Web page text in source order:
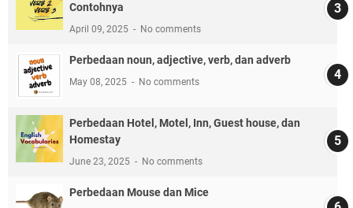
Contohnya
April 09, 2025 No comments
Perbedaan noun, adjective, verb, dan adverb
May 08, 2025 No comments
Perbedaan Hotel, Motel, Inn, Guest house, dan
Homestay
June 23, 2025 No comments
Perbedaan Mouse dan Mice